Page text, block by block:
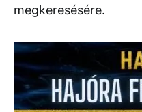
megkeresésére.